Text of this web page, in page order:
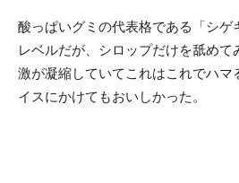
酸っぱいグミの代表格である「シゲ
レベルだが、シロップだけを舐め
激が凝縮していてこれはこれでハマ
イスにかけてもおいしかった。